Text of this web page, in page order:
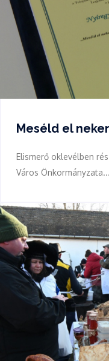
Meséld el
Elismerő oklevélben
Város